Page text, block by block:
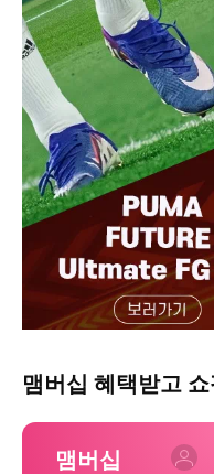
맴버십 혜택받고
맴버십